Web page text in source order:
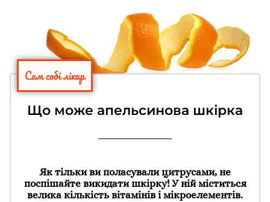
Сам собі лікар
Що може апельсинова шкірка
Як тільки ви поласували цитрусами, не
поспішайте викидати шкірку! У ній міститься
велика кількість вітамінів і мікроелементів.